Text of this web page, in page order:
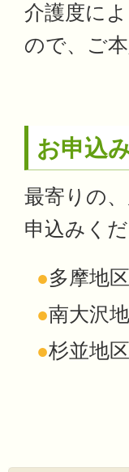
介護度に
ので、ご
お申込
最寄りの
申込みくだ
●多摩地
●南大沢
●杉並地